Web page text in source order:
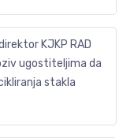
KJKP RAD
ugostiteljima da
stakla